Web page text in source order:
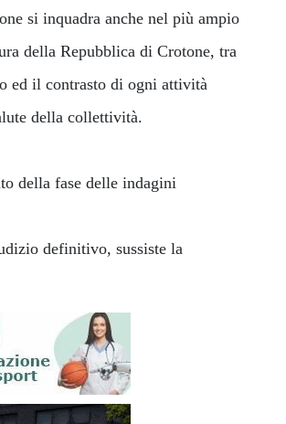
si inquadra anche nel più ampio
della Repubblica di Crotone, tra
ed il contrasto di ogni attività
della collettività.
della fase delle indagini
definitivo, sussiste la